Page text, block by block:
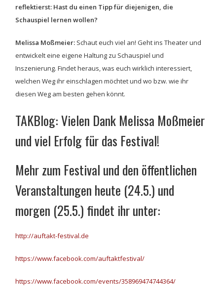
reflektierst: Hast du einen Tipp für diejenigen, die
Schauspiel lernen wollen?
Melissa Moßmeier: Schaut euch viel an! Geht ins Theater und
entwickelt eine eigene Haltung zu Schauspiel und
Inszenierung. Findet heraus, was euch wirklich interessiert,
welchen Weg ihr einschlagen möchtet und wo bzw. wie ihr
diesen Weg am besten gehen könnt.
TAKBlog: Vielen Dank Melissa Moßmeier
und viel Erfolg für das Festival!
Mehr zum Festival und den öffentlichen
Veranstaltungen heute (24.5.) und
morgen (25.5.) findet ihr unter:
http://auftakt-festival.de
https://www.facebook.com/auftaktfestival/
https://www.facebook.com/events/358969474744364/